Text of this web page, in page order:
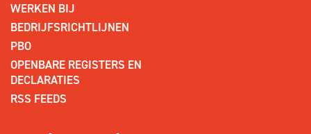
WERKEN BIJ
BEDRIJFSRICHTLIJNEN
PBO
OPENBARE REGISTERS EN
DECLARATIES
RSS FEEDS